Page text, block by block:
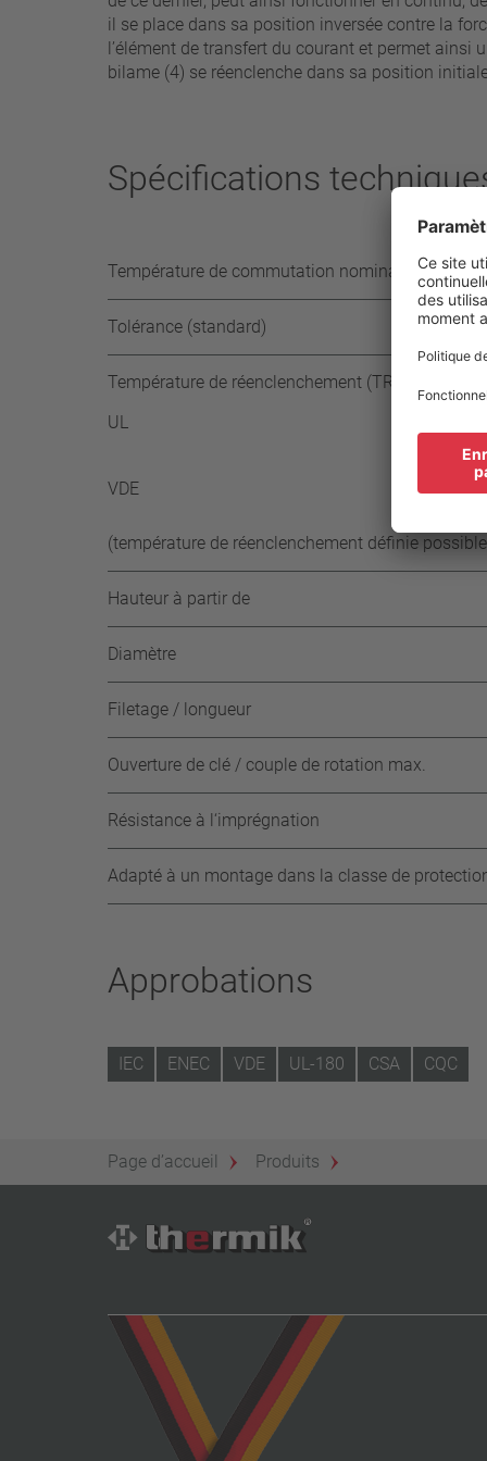
il se place dans sa position inversée contre la
l’élément de transfert du courant et permet
bilame (4) se réenclenche dans sa position
Spécifications
Température de commutation nominale (TCN)
Tolérance (standard)
Température de réenclenchement (TR)
UL
-30
VDE
(température de réenclenchement définie
Hauteur à partir de
Diamètre
Filetage / longueur
Ouverture de clé / couple de rotation max.
Résistance à l‘imprégnation
Adapté à un montage dans la classe de
Approbations
IEC ENEC VDE UL-180 CSA CQC
Page d’accueil Produits